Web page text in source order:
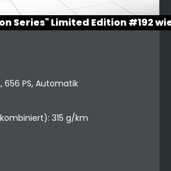
Series" Limited Edition #192
656 PS, Automatik
315 g/km